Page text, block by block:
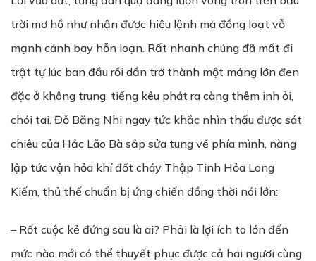
trời mơ hồ như nhận được hiệu lệnh mà đồng loạt vỗ
mạnh cánh bay hỗn loạn. Rất nhanh chúng đã mất đi
trật tự lúc ban đầu rồi dần trở thành một mảng lớn đen
đặc ở không trung, tiếng kêu phát ra càng thêm inh ỏi,
chói tai. Đỗ Băng Nhi ngay tức khắc nhìn thấu được sát
chiêu của Hắc Lão Bà sắp sửa tung về phía mình, nàng
lập tức vận hỏa khí đốt cháy Thập Tinh Hỏa Long
Kiếm, thủ thế chuẩn bị ứng chiến đồng thời nói lớn:
– Rốt cuộc kẻ đứng sau là ai? Phải là lợi ích to lớn đến
mức nào mới có thể thuyết phục được cả hai ngươi cùng